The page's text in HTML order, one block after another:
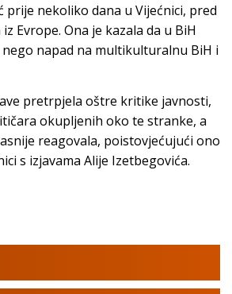
prije nekoliko dana u Vijećnici, pred
Evrope. Ona je kazala da u BiH
napad na multikulturalnu BiH i
pretrpjela oštre kritike javnosti,
okupljenih oko te stranke, a
reagovala, poistovjećujući ono
s izjavama Alije Izetbegovića.